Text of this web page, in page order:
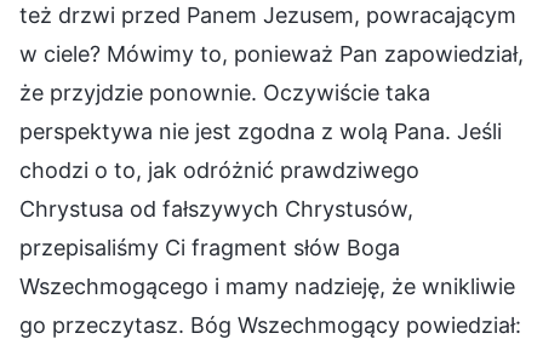
też drzwi przed Panem Jezusem, powracającym
w ciele? Mówimy to, ponieważ Pan zapowiedział,
że przyjdzie ponownie. Oczywiście taka
perspektywa nie jest zgodna z wolą Pana. Jeśli
chodzi o to, jak odróżnić prawdziwego
Chrystusa od fałszywych Chrystusów,
przepisaliśmy Ci fragment słów Boga
Wszechmogącego i mamy nadzieję, że wnikliwie
go przeczytasz. Bóg Wszechmogący powiedział: